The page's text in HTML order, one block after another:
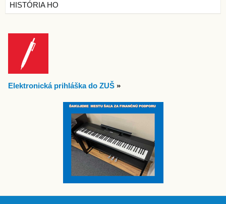
HISTÓRIA HO
Elektronická prihláška do ZUŠ »